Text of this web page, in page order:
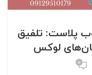
پلاست: تلفیق
لوکس
۰